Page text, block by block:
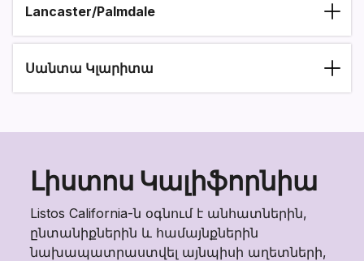
Section heading
Lancaster/Palmdale
Սանտա Կլարիտա
Լիստոս Կալիֆորնիա
Listos California-ն օգնում է անհատներին,
ընտանիքներին և համայնքներին
նախապատրաստվել այնպիսի աղետների,